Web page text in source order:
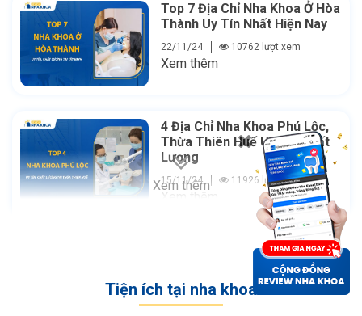
Top 7 Địa Chỉ Nha Khoa Ở Hòa
Thành Uy Tín Nhất Hiện Nay
22/11/24 10762 lượt xem
Xem thêm
4 Địa Chỉ Nha Khoa Phú Lộc,
Thừa Thiên Huế Uy Tín Chất
Lượng
15/11/24 11926 lượt xem
Xem thêm
Xem thêm
Tiện ích tại nha khoa